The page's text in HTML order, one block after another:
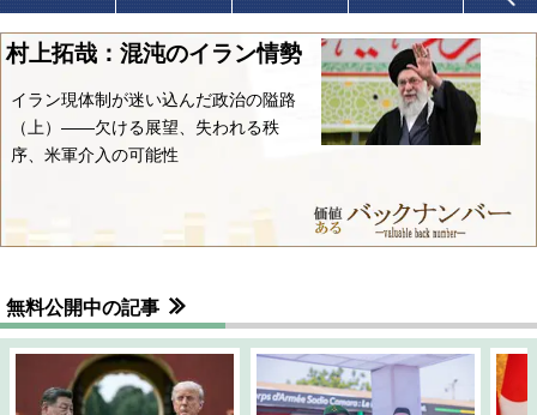
村上拓哉：混沌のイラン情勢
イラン現体制が迷い込んだ政治の隘路
（上）――欠ける展望、失われる秩
序、米軍介入の可能性
無料公開中の記事